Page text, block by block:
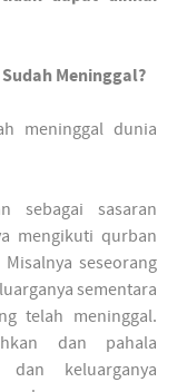
Meninggal?
meninggal dunia
sebagai sasaran
mengikuti qurban
seseorang
sementara
telah meninggal.
dan pahala
keluarganya